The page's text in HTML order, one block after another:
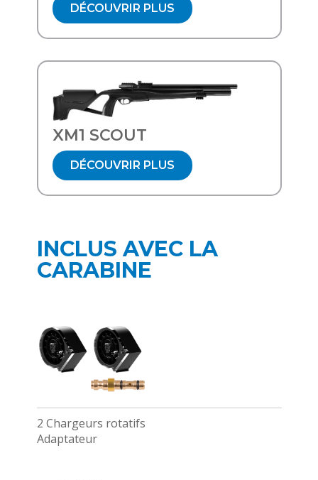
DÉCOUVRIR PLUS
XM1 SCOUT
DÉCOUVRIR PLUS
INCLUS AVEC LA
CARABINE
2 Chargeurs rotatifs
Adaptateur